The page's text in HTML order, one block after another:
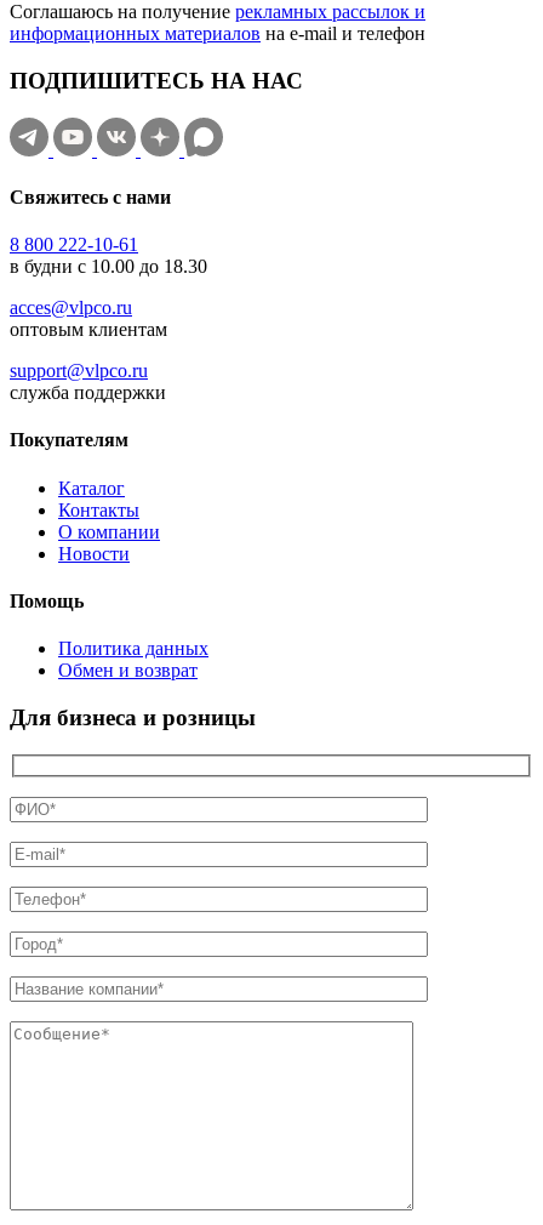
Соглашаюсь на получение рекламных рассылок и
информационных материалов на e‑mail и телефон
ПОДПИШИТЕСЬ НА НАС
Свяжитесь с нами
8 800 222-10-61
в будни с 10.00 до 18.30
acces@vlpco.ru
оптовым клиентам
support@vlpco.ru
служба поддержки
Покупателям
Каталог
Контакты
О компании
Новости
Помощь
Политика данных
Обмен и возврат
Для бизнеса и розницы